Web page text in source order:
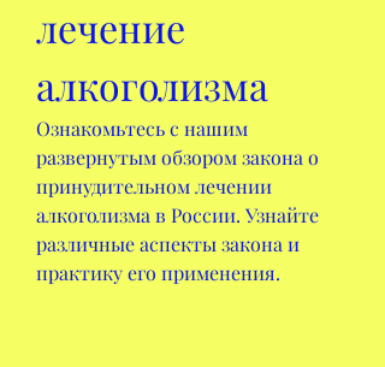
лечение
алкоголизма
Ознакомьтесь с нашим
развернутым обзором закона о
принудительном лечении
алкоголизма в России. Узнайте
различные аспекты закона и
практику его применения.